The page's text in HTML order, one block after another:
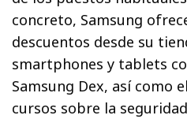
concreto, Samsung
descuentos desde su
smartphones y tablets
Samsung Dex, así como
cursos sobre la